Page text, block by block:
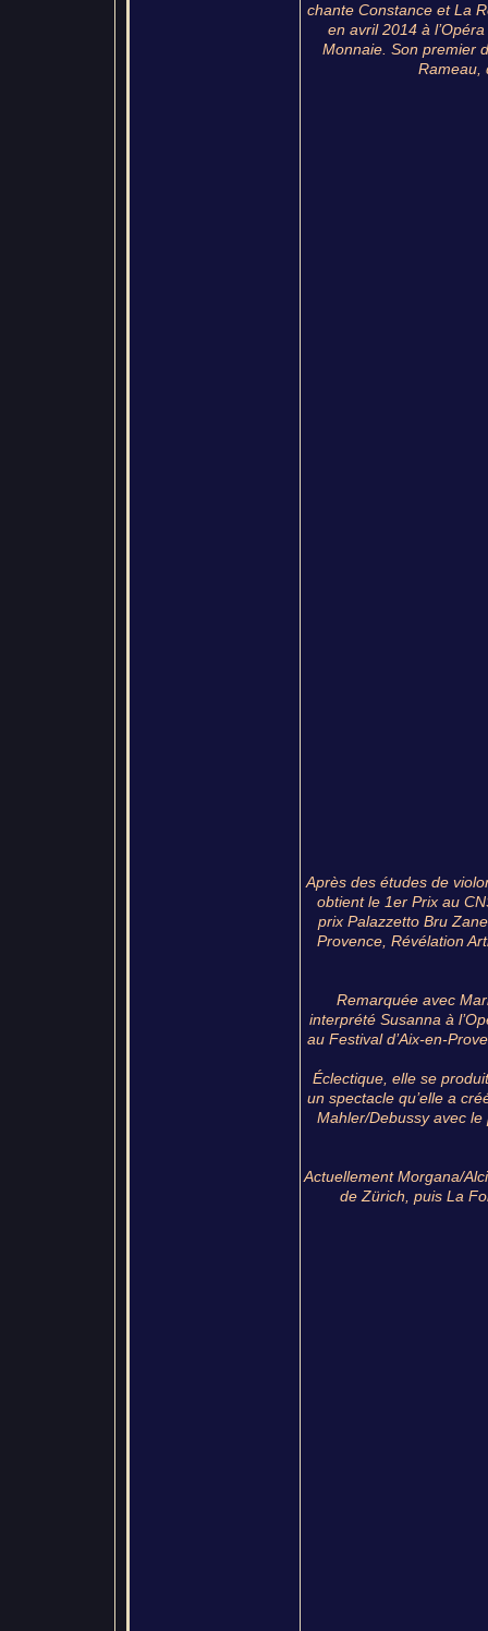
chante Constance et La
en avril 2014 à
Monnaie. Son premier
Rameau,
Après des études de
obtient le 1er Prix au
prix Palazzetto Bru
Provence, Révélation
Remarquée avec
interprété Susanna à
au Festival d’Aix-en-
Éclectique, elle se
un spectacle qu’elle a
Mahler/Debussy avec
Actuellement Morgana/
de Zürich, puis La